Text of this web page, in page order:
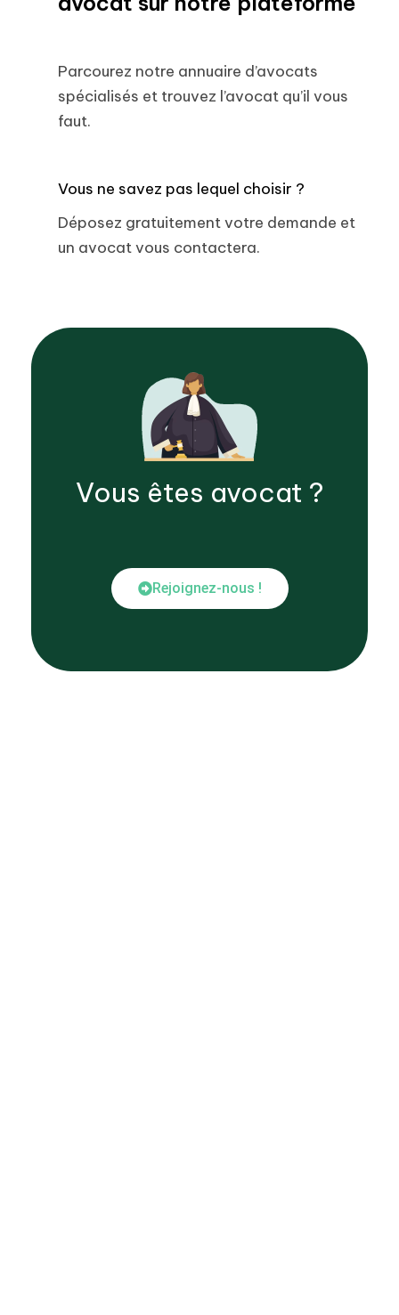
Parcourez notre annuaire d’avocats
spécialisés et trouvez l’avocat qu’il vous
faut.
Vous ne savez pas lequel choisir ?
Déposez gratuitement votre demande et
un avocat vous contactera.
Vous êtes avocat ?
Rejoignez-nous !